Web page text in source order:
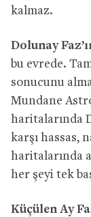
kalmaz.
Dolunay
bu evrede.
sonucunu
Mundane
haritalarında
karşı hassas,
haritalarında
her şeyi tek
Küçülen Ay